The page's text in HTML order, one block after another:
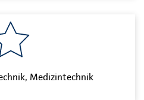
Medizintechnik